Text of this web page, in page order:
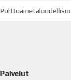
Palvelut